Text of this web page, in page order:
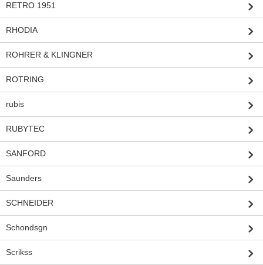
RETRO 1951
RHODIA
ROHRER & KLINGNER
ROTRING
rubis
RUBYTEC
SANFORD
Saunders
SCHNEIDER
Schondsgn
Scrikss